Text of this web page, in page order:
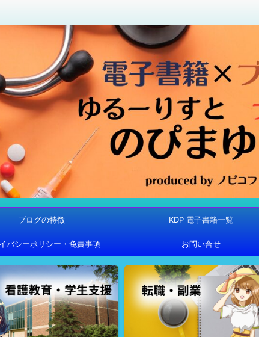
ブログの特徴 KDP 電子書籍一覧
バシーポリシー・免責事項 お問い合せ